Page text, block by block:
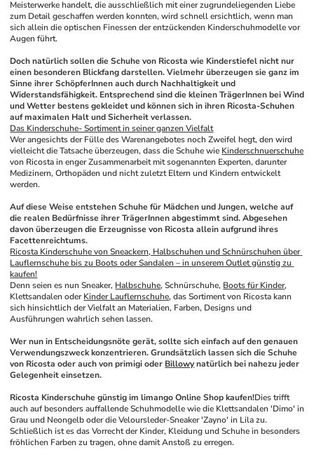
Meisterwerke handelt, die ausschließlich mit einer zugrundeliegenden Liebe
zum Detail geschaffen werden konnten, wird schnell ersichtlich, wenn man
sich allein die optischen Finessen der entzückenden Kinderschuhmodelle vor
Augen führt.
Doch natürlich sollen die Schuhe von Ricosta wie Kinderstiefel nicht nur
einen besonderen Blickfang darstellen. Vielmehr überzeugen sie ganz im
Sinne ihrer SchöpferInnen auch durch Nachhaltigkeit und
Widerstandsfähigkeit. Entsprechend sind die kleinen TrägerInnen bei Wind
und Wetter bestens gekleidet und können sich in ihren Ricosta-Schuhen
auf maximalen Halt und Sicherheit verlassen.
Das Kinderschuhe- Sortiment in seiner ganzen Vielfalt
Wer angesichts der Fülle des Warenangebotes noch Zweifel hegt, den wird
vielleicht die Tatsache überzeugen, dass die Schuhe wie Kinderschnuerschuhe
von Ricosta in enger Zusammenarbeit mit sogenannten Experten, darunter
Medizinern, Orthopäden und nicht zuletzt Eltern und Kindern entwickelt
werden.
Auf diese Weise entstehen Schuhe für Mädchen und Jungen, welche auf
die realen Bedürfnisse ihrer TrägerInnen abgestimmt sind. Abgesehen
davon überzeugen die Erzeugnisse von Ricosta allein aufgrund ihres
Facettenreichtums.
Ricosta Kinderschuhe von Sneackern, Halbschuhen und Schnürschuhen über
Lauflernschuhe bis zu Boots oder Sandalen – in unserem Outlet günstig zu
kaufen!
Denn seien es nun Sneaker, Halbschuhe, Schnürschuhe, Boots für Kinder,
Klettsandalen oder Kinder Lauflernschuhe, das Sortiment von Ricosta kann
sich hinsichtlich der Vielfalt an Materialien, Farben, Designs und
Ausführungen wahrlich sehen lassen.
Wer nun in Entscheidungsnöte gerät, sollte sich einfach auf den genauen
Verwendungszweck konzentrieren. Grundsätzlich lassen sich die Schuhe
von Ricosta oder auch von primigi oder Billowy natürlich bei nahezu jeder
Gelegenheit einsetzen.
Ricosta Kinderschuhe günstig im limango Online Shop kaufen!Dies trifft
auch auf besonders auffallende Schuhmodelle wie die Klettsandalen 'Dimo' in
Grau und Neongelb oder die Veloursleder-Sneaker 'Zayno' in Lila zu.
Schließlich ist es das Vorrecht der Kinder, Kleidung und Schuhe in besonders
fröhlichen Farben zu tragen, ohne damit Anstoß zu erregen.